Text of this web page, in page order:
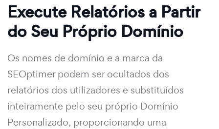
Execute Relatórios a Partir
do Seu Próprio Domínio
Os nomes de domínio e a marca da
SEOptimer podem ser ocultados dos
relatórios dos utilizadores e substituídos
inteiramente pelo seu próprio Domínio
Personalizado, proporcionando uma